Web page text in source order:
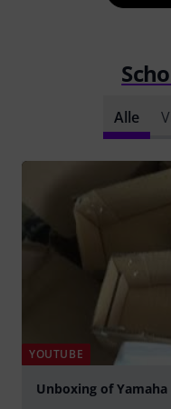
Alle
YOUTUBE
Unboxing of Yamaha